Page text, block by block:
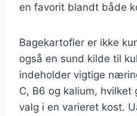
en favorit blandt både
Bagekartofler er ikke
også en sund kilde til
indeholder vigtige
C, B6 og kalium,
valg i en varieret kost.